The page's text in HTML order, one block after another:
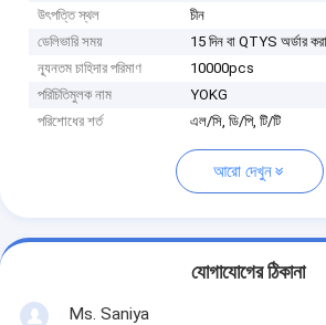
উৎপত্তি স্থল
চীন
ডেলিভারি সময়
15 দিন বা QTYS অর্ডার
ন্যূনতম চাহিদার পরিমাণ
10000pcs
পরিচিতিমুলক নাম
YOKG
পরিশোধের শর্ত
এল/সি, ডি/পি, টি/টি
আরো দেখুন
যোগাযোগের ঠিকানা
Ms. Saniya